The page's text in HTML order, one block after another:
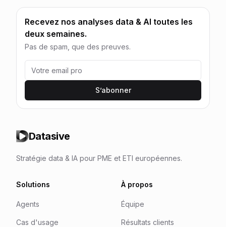
Recevez nos analyses data & AI toutes les
deux semaines.
Pas de spam, que des preuves.
S’abonner
Datasive
Stratégie data & IA pour PME et ETI européennes.
Solutions
Agents
Cas d'usage
À propos
Équipe
Résultats clients